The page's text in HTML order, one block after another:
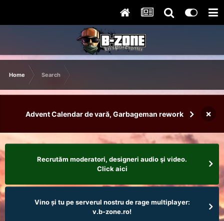
Home Search
Advent Calendar de vară, Garbageman rework ×
Recrutăm moderatori, designeri audio şi video.
Click aici
Vino și tu pe serverul nostru de rage multiplayer:
v.b-zone.ro!